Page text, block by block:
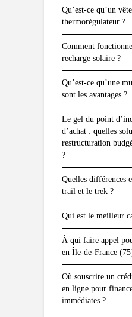
Qu’est-ce qu’un
thermorégulateur ?
Comment
recharge solaire ?
Qu’est-ce qu’une
sont les avantages ?
Le gel du point
d’achat : quelles
restructuration
?
Quelles différences
trail et le trek ?
Qui est le meilleur
À qui faire appel
en Île-de-France
Où souscrire un
en ligne pour
immédiates ?